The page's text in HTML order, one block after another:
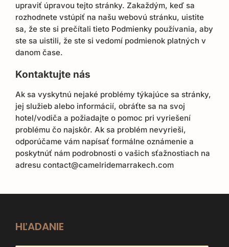
upraviť úpravou tejto stránky. Zakaždým, keď sa
rozhodnete vstúpiť na našu webovú stránku, uistite
sa, že ste si prečítali tieto Podmienky používania, aby
ste sa uistili, že ste si vedomí podmienok platných v
danom čase.
Kontaktujte nás
Ak sa vyskytnú nejaké problémy týkajúce sa stránky,
jej služieb alebo informácií, obráťte sa na svoj
hotel/vodiča a požiadajte o pomoc pri vyriešení
problému čo najskôr. Ak sa problém nevyrieši,
odporúčame vám napísať formálne oznámenie a
poskytnúť nám podrobnosti o vašich sťažnostiach na
adresu contact@camelridemarrakech.com
HĽADANIE